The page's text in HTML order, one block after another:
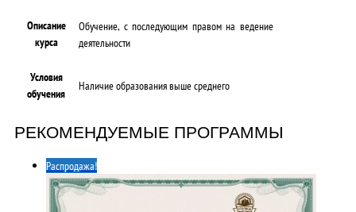
Описание
курса
Обучение, с последующим правом на ведение
деятельности
Условия
обучения
Наличие образования выше среднего
РЕКОМЕНДУЕМЫЕ ПРОГРАММЫ
Распродажа!